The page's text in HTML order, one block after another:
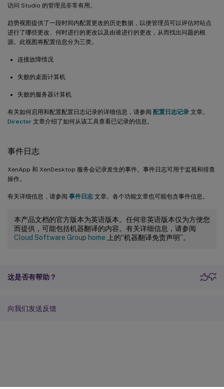
访问 Studio 的管理员非常有用。
趋势视图提供了一段时间内配置更改的历史数据，以便管理员可以评估对站点
进行了哪些更改、何时进行的更改以及由谁进行的更改，从而找出问题的根
源。此视图将配置信息分为三类。
连接故障情况
失败的桌面计算机
失败的服务器计算机
有关如何启用和配置配置日志记录的详细信息，请参阅 配置日志记录 文章。
Director 文章介绍了如何从该工具查看已记录的信息。
事件日志
XenApp 和 XenDesktop 服务会记录发生的事件。事件日志可用于监视和排查
操作。
有关详细信息，请参阅 事件日志 文章。各个功能文章也可能包含事件信息。
本产品文档的官方版本为英语版本。任何非英语版本仅为方便您
而提供，可能包括机器翻译的内容。有关详细信息，请参阅
Cloud Software Group home 上的“机器翻译免责声明”。
这是否有帮助？
向我们发送反馈